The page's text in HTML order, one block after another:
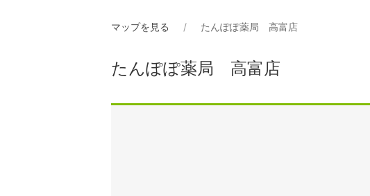
マップを見る たんぽぽ薬局 高富店
たんぽぽ薬局 高富店